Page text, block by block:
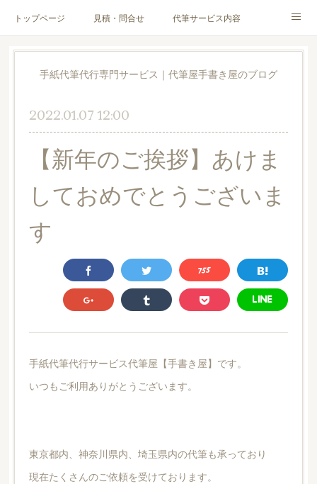
トップページ 見積・問合せ 代筆サービス内容
料金表 代筆サンプル 手紙文章作成代行サービス
ブログ お客様の声
Instagram
手紙代筆代行専門サービス｜代筆屋手書き屋のブログ
2022.01.07 12:00
【新年のご挨拶】あけま
しておめでとうございま
す
手紙代筆代行サービス代筆屋【手書き屋】です。
いつもご利用ありがとうございます。
東京都内、神奈川県内、埼玉県内の代筆も承っており
現在たくさんのご依頼を受けております。